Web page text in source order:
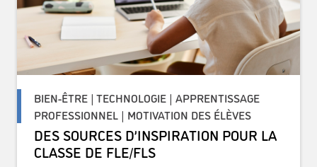
BIEN-ÊTRE | TECHNOLOGIE | APPRENTISSAGE
PROFESSIONNEL | MOTIVATION DES ÉLÈVES
DES SOURCES D’INSPIRATION POUR LA
CLASSE DE FLE/FLS